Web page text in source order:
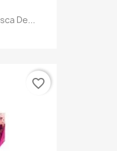
De...
favorite_border